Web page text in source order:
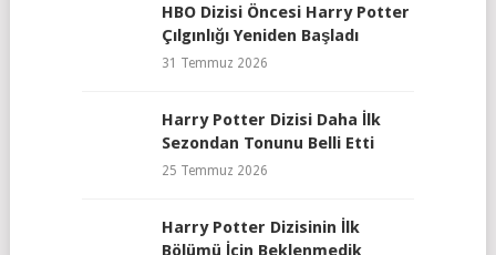
HBO Dizisi Öncesi Harry Potter
Çılgınlığı Yeniden Başladı
31 Temmuz 2026
Harry Potter Dizisi Daha İlk
Sezondan Tonunu Belli Etti
25 Temmuz 2026
Harry Potter Dizisinin İlk
Bölümü İçin Beklenmedik